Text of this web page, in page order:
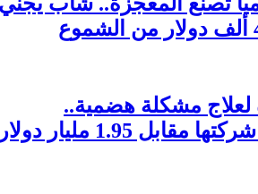
لعلاج مشكلة هضمية..
1.95 مليار دولار